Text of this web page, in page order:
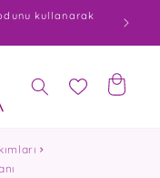
kullanarak
Sepet